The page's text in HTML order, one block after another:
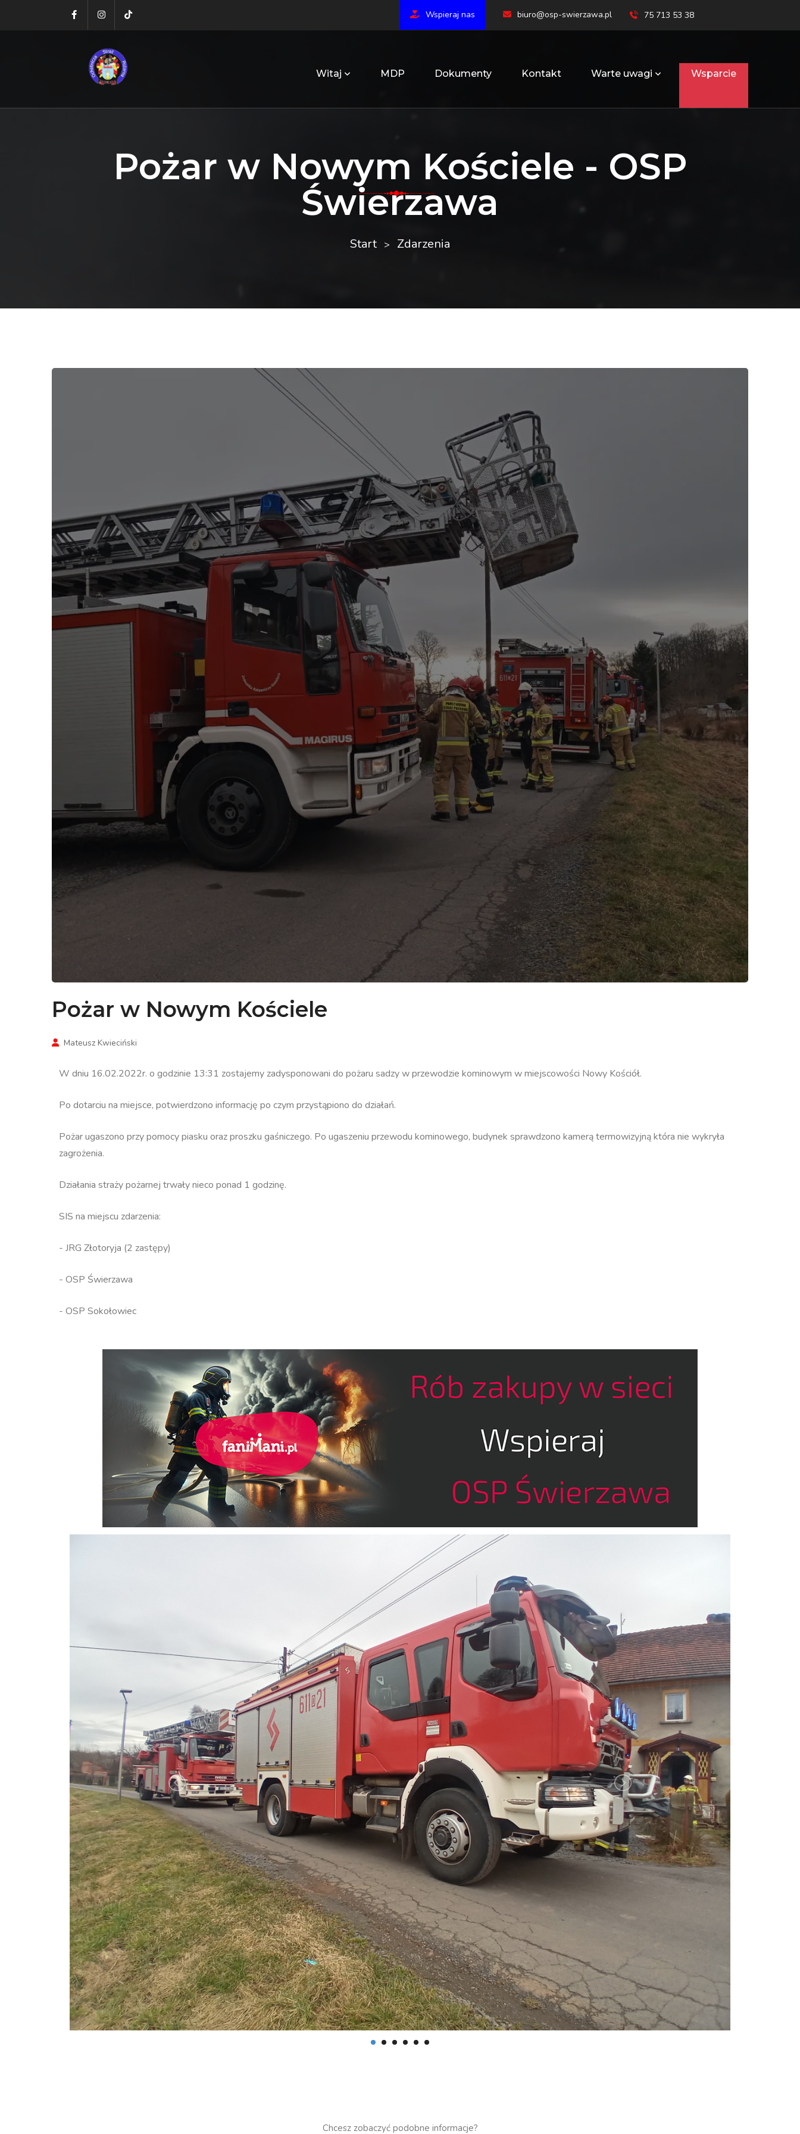
Wspieraj nas biuro@osp-swierzawa.pl 75 713 53 38
Witaj MDP Dokumenty Kontakt Warte uwagi Wsparcie
Pożar w Nowym Kościele - OSP
Świerzawa
Start Zdarzenia
Pożar w Nowym Kościele
Mateusz Kwieciński
W dniu 16.02.2022r. o godzinie 13:31 zostajemy zadysponowani do pożaru sadzy w przewodzie kominowym w miejscowości Nowy Kościół.
Po dotarciu na miejsce, potwierdzono informację po czym przystąpiono do działań.
Pożar ugaszono przy pomocy piasku oraz proszku gaśniczego. Po ugaszeniu przewodu kominowego, budynek sprawdzono kamerą termowizyjną która nie wykryła
zagrożenia.
Działania straży pożarnej trwały nieco ponad 1 godzinę.
SIS na miejscu zdarzenia:
- JRG Złotoryja (2 zastępy)
- OSP Świerzawa
- OSP Sokołowiec
Chcesz zobaczyć podobne informacje?